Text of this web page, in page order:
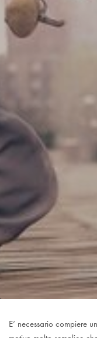
E’ necessario compiere